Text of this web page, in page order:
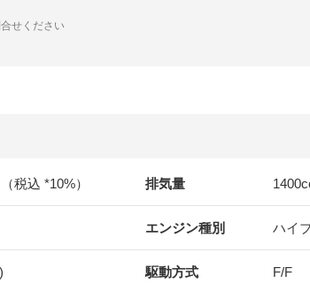
せください
税込 *10%） 排気量 1400
エンジン種別 ハイ
駆動方式 F/F